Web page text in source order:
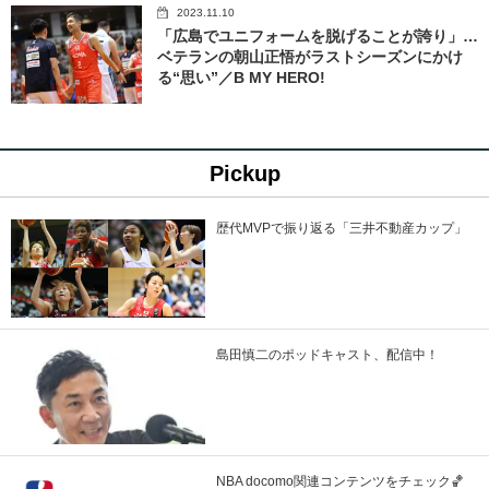
2023.11.10
「広島でユニフォームを脱げることが誇り」…
ベテランの朝山正悟がラストシーズンにかけ
る“思い”／B MY HERO!
Pickup
歴代MVPで振り返る「三井不動産カップ」
島田慎二のポッドキャスト、配信中！
NBA docomo関連コンテンツをチェック🏀